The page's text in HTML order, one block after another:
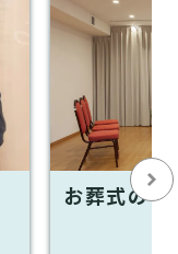
お葬式のひ